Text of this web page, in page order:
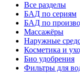
Все разделы
БАД по сериям
БАД по
Массажёры
Наружные
Косметика и
Био удобрения
Фильтры для